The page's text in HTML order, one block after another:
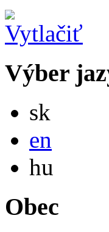
Výber
sk
en
hu
Obec